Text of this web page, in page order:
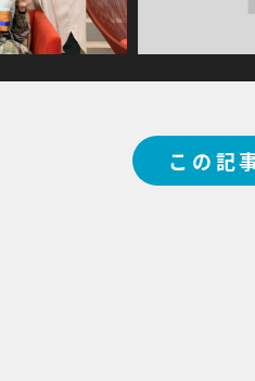
この記